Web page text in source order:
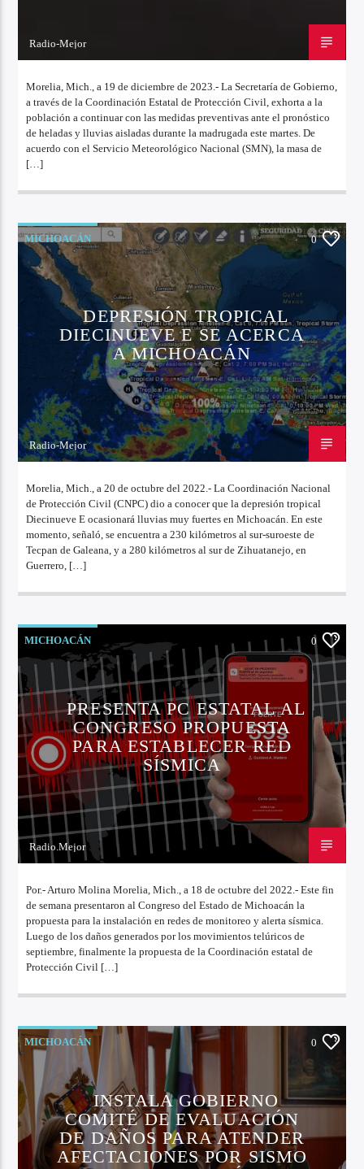
Radio-Mejor
Morelia, Mich., a 19 de diciembre de 2023.- La Secretaría de Gobierno,
a través de la Coordinación Estatal de Protección Civil, exhorta a la
población a continuar con las medidas preventivas ante el pronóstico
de heladas y lluvias aisladas durante la madrugada este martes. De
acuerdo con el Servicio Meteorológico Nacional (SMN), la masa de
[…]
MICHOACÁN 0
DEPRESIÓN TROPICAL
DIECINUEVE E SE ACERCA
A MICHOACÁN
Radio-Mejor
Morelia, Mich., a 20 de octubre del 2022.- La Coordinación Nacional
de Protección Civil (CNPC) dio a conocer que la depresión tropical
Diecinueve E ocasionará lluvias muy fuertes en Michoacán. En este
momento, señaló, se encuentra a 230 kilómetros al sur-suroeste de
Tecpan de Galeana, y a 280 kilómetros al sur de Zihuatanejo, en
Guerrero, […]
MICHOACÁN 0
PRESENTA PC ESTATAL AL
CONGRESO PROPUESTA
PARA ESTABLECER RED
SÍSMICA
Radio.Mejor
Por.- Arturo Molina Morelia, Mich., a 18 de octubre del 2022.- Este fin
de semana presentaron al Congreso del Estado de Michoacán la
propuesta para la instalación en redes de monitoreo y alerta sísmica.
Luego de los daños generados por los movimientos telúricos de
septiembre, finalmente la propuesta de la Coordinación estatal de
Protección Civil […]
MICHOACÁN 0
INSTALA GOBIERNO
COMITÉ DE EVALUACIÓN
DE DAÑOS PARA ATENDER
AFECTACIONES POR SISMO